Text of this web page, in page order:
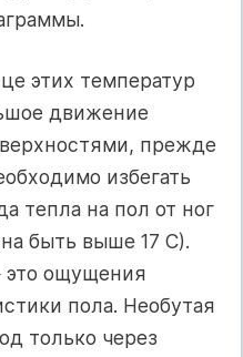
этих температур
движение
прежде
избегать
тепла на пол от ног
быть выше 17 С).
это ощущения
пола. Необутая
только через